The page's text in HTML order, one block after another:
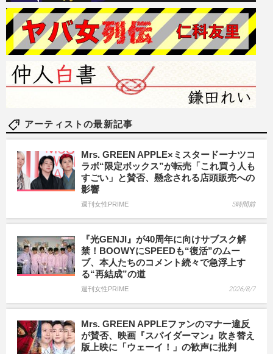
アーティストの最新記事
Mrs. GREEN APPLE×ミスタードーナツコ
ラボ“限定ボックス”が転売「これ買う人も
すごい」と賛否、懸念される店頭販売への
影響
週刊女性PRIME 5時間前
『光GENJI』が40周年に向けサブスク解
禁！BOOWYにSPEEDも“復活”のムー
ブ、本人たちのコメント続々で急浮上す
る“再結成”の道
週刊女性PRIME 2026/8/7
Mrs. GREEN APPLEファンのマナー違反
が賛否、映画『スパイダーマン』吹き替え
版上映に「ウェーイ！」の歓声に批判